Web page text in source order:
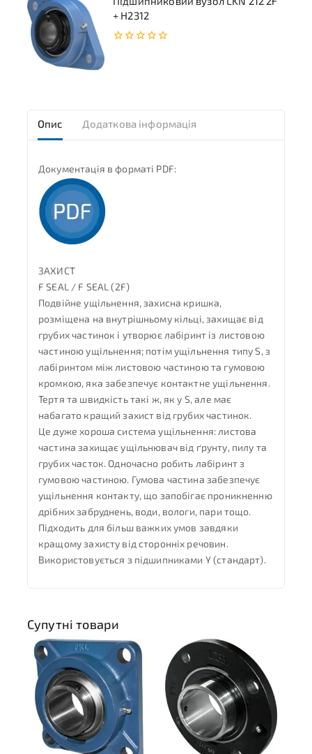
+ H2312
Опис Додаткова інформація
Документація в форматі PDF:
ЗАХИСТ
F SEAL / F SEAL (2F)
Подвійне ущільнення, захисна кришка,
розміщена на внутрішньому кільці, захищає від
грубих частинок і утворює лабіринт із листовою
частиною ущільнення; потім ущільнення типу S, з
лабіринтом між листовою частиною та гумовою
кромкою, яка забезпечує контактне ущільнення.
Тертя та швидкість такі ж, як у S, але має
набагато кращий захист від грубих частинок.
Це дуже хороша система ущільнення: листова
частина захищає ущільнювач від ґрунту, пилу та
грубих часток. Одночасно робить лабіринт з
гумовою частиною. Гумова частина забезпечує
ущільнення контакту, що запобігає проникненню
дрібних забруднень, води, вологи, пари тощо.
Підходить для більш важких умов завдяки
кращому захисту від сторонніх речовин.
Використовується з підшипниками Y (стандарт).
Супутні товари